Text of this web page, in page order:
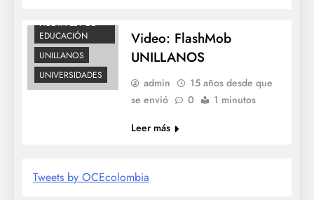
NUEVA LEY DE
EDUCACIÓN
UNILLANOS
UNIVERSIDADES
Video: FlashMob
UNILLANOS
admin
15 años desde que
se envió
0
1 minutos
Leer más
Tweets by OCEcolombia